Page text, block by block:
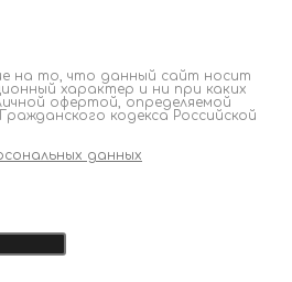
на то, что данный сайт носит
характер и ни при каких
офертой, определяемой
кодекса Российской
данных